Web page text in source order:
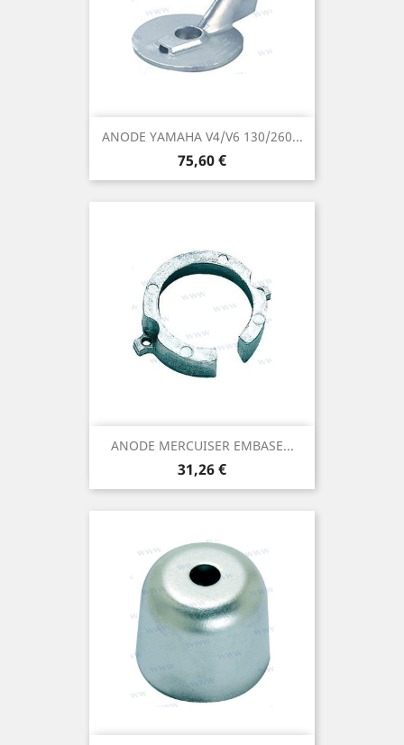
ANODE YAMAHA V4/V6 130/260...
Prix
75,60 €
ANODE MERCUISER EMBASE...
Prix
31,26 €